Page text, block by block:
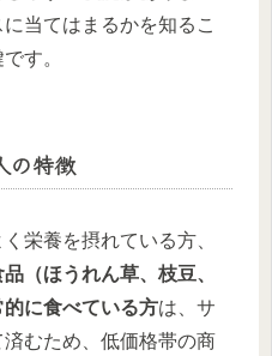
当てはまるかを知るこ
す。
の特徴
栄養を摂れている方、
（ほうれん草、枝豆、
に食べている方は、サ
むため、低価格帯の商